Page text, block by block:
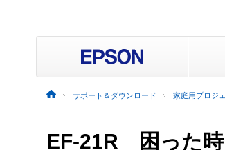
サポート＆ダウンロード 家庭用プロジ
EF-21R 困った